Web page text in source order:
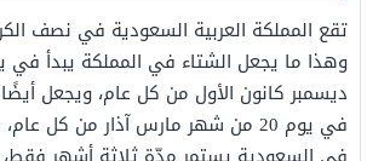
تقع المملكة العربية السعودية في نصف
ديسمبر كانون الأول من كل عام، ويجعل
في يوم 20 من شهر مارس آذار من كل